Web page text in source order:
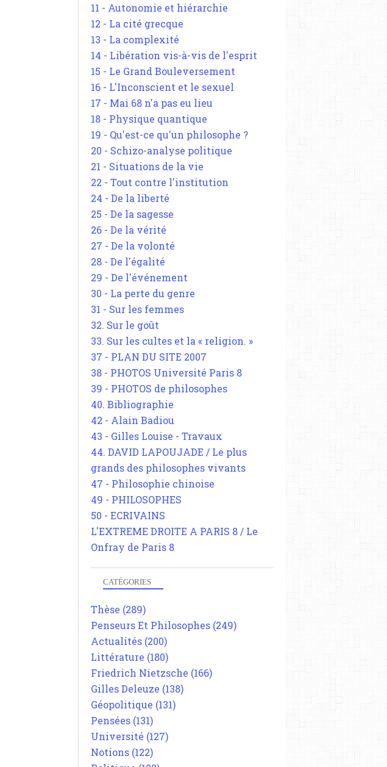
11 - Autonomie et hiérarchie
12 - La cité grecque
13 - La complexité
14 - Libération vis-à-vis de l'esprit
15 - Le Grand Bouleversement
16 - L'Inconscient et le sexuel
17 - Mai 68 n'a pas eu lieu
18 - Physique quantique
19 - Qu'est-ce qu'un philosophe ?
20 - Schizo-analyse politique
21 - Situations de la vie
22 - Tout contre l'institution
24 - De la liberté
25 - De la sagesse
26 - De la vérité
27 - De la volonté
28 - De l'égalité
29 - De l'événement
30 - La perte du genre
31 - Sur les femmes
32. Sur le goût
33. Sur les cultes et la « religion. »
37 - PLAN DU SITE 2007
38 - PHOTOS Université Paris 8
39 - PHOTOS de philosophes
40. Bibliographie
42 - Alain Badiou
43 - Gilles Louise - Travaux
44. DAVID LAPOUJADE / Le plus
grands des philosophes vivants
47 - Philosophie chinoise
49 - PHILOSOPHES
50 - ECRIVAINS
L'EXTREME DROITE A PARIS 8 / Le
Onfray de Paris 8
CATÉGORIES
Thèse (289)
Penseurs Et Philosophes (249)
Actualités (200)
Littérature (180)
Friedrich Nietzsche (166)
Gilles Deleuze (138)
Géopolitique (131)
Pensées (131)
Université (127)
Notions (122)